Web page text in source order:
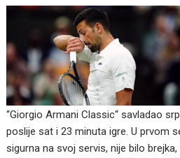
“Giorgio Armani Classic“ savladao
poslije sat i 23 minuta igre. U prvom
sigurna na svoj servis, nije bilo